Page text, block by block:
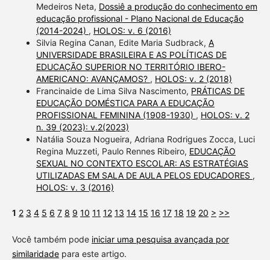
Medeiros Neta, Dossiê a produção do conhecimento em
educação profissional - Plano Nacional de Educação
(2014-2024) , HOLOS: v. 6 (2016)
Silvia Regina Canan, Edite Maria Sudbrack, A
UNIVERSIDADE BRASILEIRA E AS POLÍTICAS DE
EDUCAÇÃO SUPERIOR NO TERRITÓRIO IBERO-
AMERICANO: AVANÇAMOS? , HOLOS: v. 2 (2018)
Francinaide de Lima Silva Nascimento, PRÁTICAS DE
EDUCAÇÃO DOMÉSTICA PARA A EDUCAÇÃO
PROFISSIONAL FEMININA (1908-1930) , HOLOS: v. 2
n. 39 (2023): v.2(2023)
Natália Souza Nogueira, Adriana Rodrigues Zocca, Luci
Regina Muzzeti, Paulo Rennes Ribeiro, EDUCAÇÃO
SEXUAL NO CONTEXTO ESCOLAR: AS ESTRATÉGIAS
UTILIZADAS EM SALA DE AULA PELOS EDUCADORES ,
HOLOS: v. 3 (2016)
1 2 3 4 5 6 7 8 9 10 11 12 13 14 15 16 17 18 19 20 > >>
Você também pode iniciar uma pesquisa avançada por
similaridadepara este artigo.